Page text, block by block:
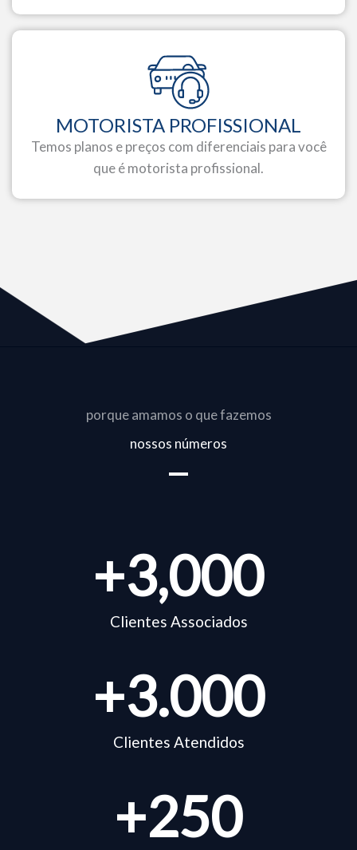
MOTORISTA PROFISSIONAL
Temos planos e preços com diferenciais para você
que é motorista profissional.
porque amamos o que fazemos
nossos números
Clientes Associados
+3,000
Clientes Atendidos
+3.000
+250